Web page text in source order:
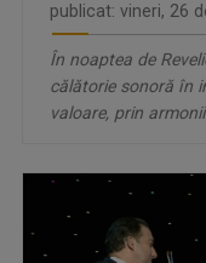
publicat: vineri, 26
În noaptea de
călătorie sonoră în
valoare, prin